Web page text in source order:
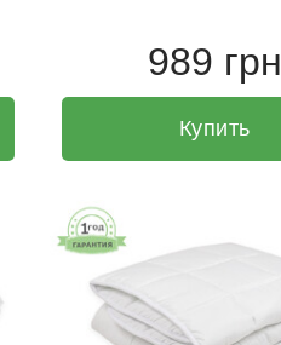
989 грн
Купить